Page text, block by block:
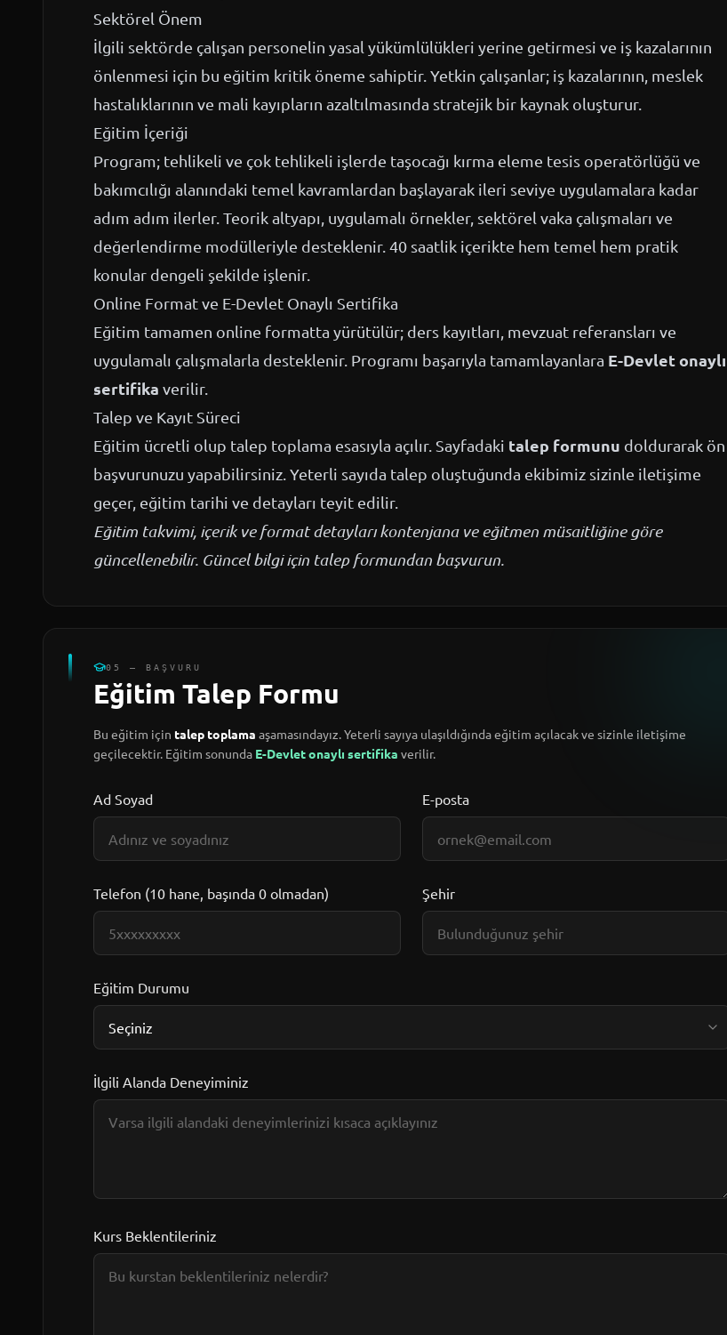
Sektörel Önem
İlgili sektörde çalışan personelin yasal yükümlülükleri yerine getirmesi ve iş kazalarının
önlenmesi için bu eğitim kritik öneme sahiptir. Yetkin çalışanlar; iş kazalarının, meslek
hastalıklarının ve mali kayıpların azaltılmasında stratejik bir kaynak oluşturur.
Eğitim İçeriği
Program; tehlikeli ve çok tehlikeli işlerde taşocağı kırma eleme tesis operatörlüğü ve
bakımcılığı alanındaki temel kavramlardan başlayarak ileri seviye uygulamalara kadar
adım adım ilerler. Teorik altyapı, uygulamalı örnekler, sektörel vaka çalışmaları ve
değerlendirme modülleriyle desteklenir. 40 saatlik içerikte hem temel hem pratik
konular dengeli şekilde işlenir.
Online Format ve E-Devlet Onaylı Sertifika
Eğitim tamamen online formatta yürütülür; ders kayıtları, mevzuat referansları ve
uygulamalı çalışmalarla desteklenir. Programı başarıyla tamamlayanlara E-Devlet onaylı
sertifika verilir.
Talep ve Kayıt Süreci
Eğitim ücretli olup talep toplama esasıyla açılır. Sayfadaki talep formunu doldurarak ön
başvurunuzu yapabilirsiniz. Yeterli sayıda talep oluştuğunda ekibimiz sizinle iletişime
geçer, eğitim tarihi ve detayları teyit edilir.
Eğitim takvimi, içerik ve format detayları kontenjana ve eğitmen müsaitliğine göre
güncellenebilir. Güncel bilgi için talep formundan başvurun.
05 — BAŞVURU
Eğitim Talep Formu
Bu eğitim için talep toplama aşamasındayız. Yeterli sayıya ulaşıldığında eğitim açılacak ve sizinle iletişime
geçilecektir. Eğitim sonunda E-Devlet onaylı sertifika verilir.
Ad Soyad E-posta
Telefon (10 hane, başında 0 olmadan) Şehir
Eğitim Durumu
İlgili Alanda Deneyiminiz
Kurs Beklentileriniz